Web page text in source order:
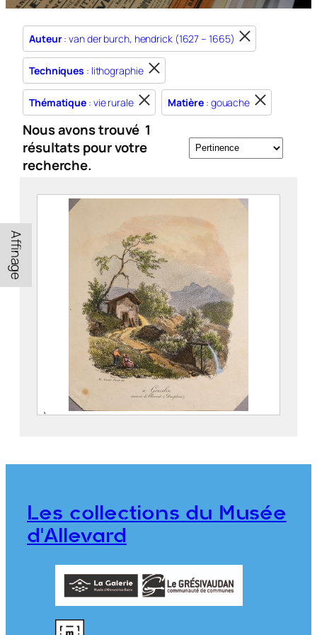
Auteur: van der burch, hendrick (1627 – 1665)
Techniques : lithographie
Thématique : vie rurale Matière : gouache
Nous avons trouvé 1
résultats pour votre
recherche.
Affinage
À Goncelin. environs d’Allevard
Les collections du Musée
d'Allevard